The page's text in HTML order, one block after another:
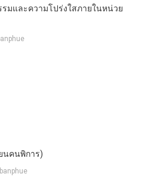
มและความโปร่งใสภายในหน่วย
นคนพิการ)